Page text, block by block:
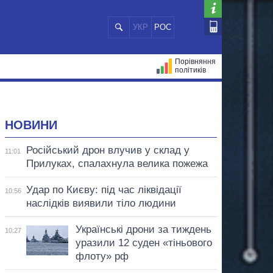
УКР РОС
Порівняння
політиків
НОВИНИ
11:01
Російський дрон влучив у склад у
Прилуках, спалахнула велика пожежа
10:56
Удар по Києву: під час ліквідації
наслідків виявили тіло людини
10:27
Українські дрони за тиждень
уразили 12 суден «тіньового
флоту» рф